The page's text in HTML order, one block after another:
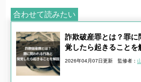
合わせて読みたい
詐欺破産罪とは？罪に
覚したら起きることを
2026年04月07日更新 監修者：